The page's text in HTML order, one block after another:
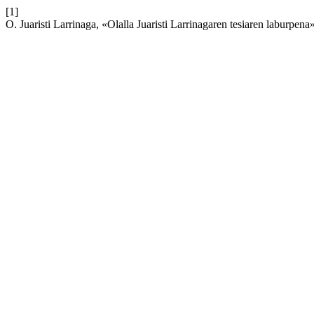
[1]
O. Juaristi Larrinaga, «Olalla Juaristi Larrinagaren tesiaren